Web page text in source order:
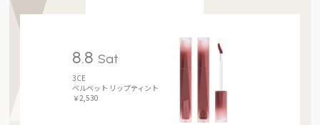
8.8 Sat
3CE
ベルベット リップティント
￥2,530